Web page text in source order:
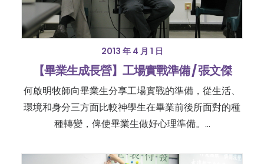
2013 年 4 月 1 日
【畢業生成長營】工場實戰準備 / 張文傑
何啟明牧師向畢業生分享工場實戰的準備，從生活、
環境和身分三方面比較神學生在畢業前後所面對的種
種轉變，俾使畢業生做好心理準備。…